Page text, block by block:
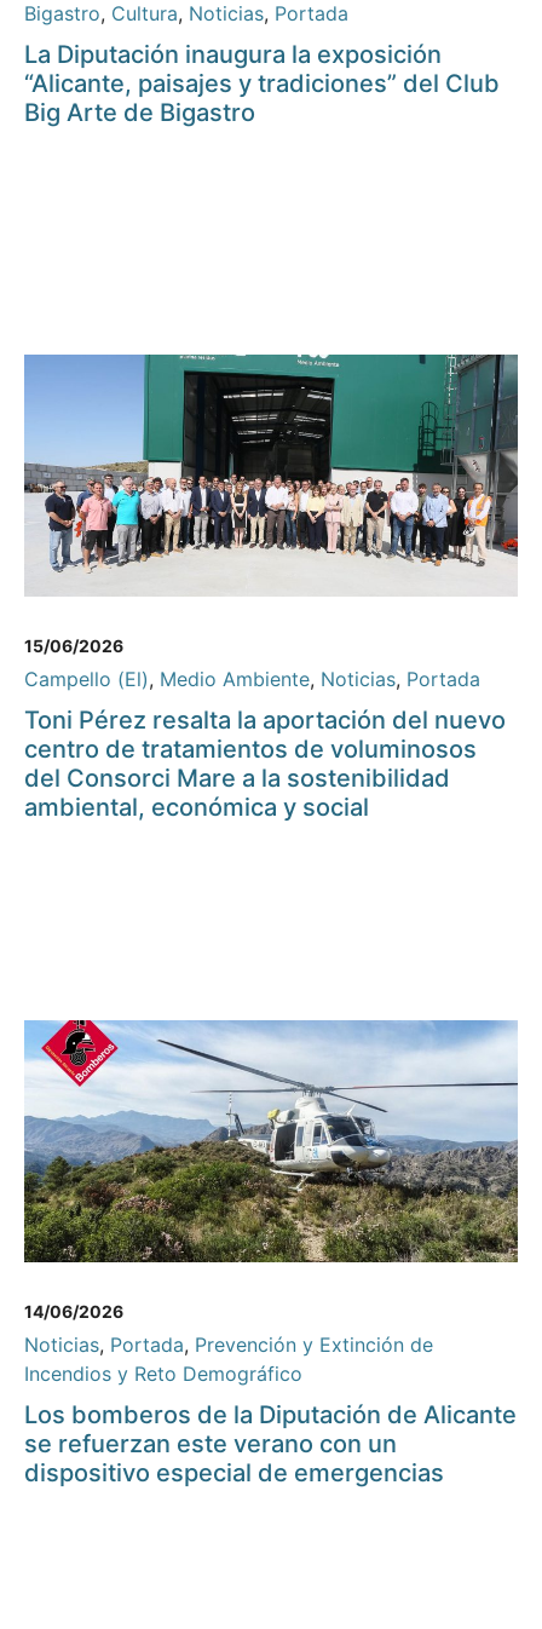
Bigastro, Cultura, Noticias, Portada
La Diputación inaugura la exposición
“Alicante, paisajes y tradiciones” del Club
Big Arte de Bigastro
15/06/2026
Campello (El), Medio Ambiente, Noticias, Portada
Toni Pérez resalta la aportación del nuevo
centro de tratamientos de voluminosos
del Consorci Mare a la sostenibilidad
ambiental, económica y social
14/06/2026
Noticias, Portada, Prevención y Extinción de
Incendios y Reto Demográfico
Los bomberos de la Diputación de Alicante
se refuerzan este verano con un
dispositivo especial de emergencias